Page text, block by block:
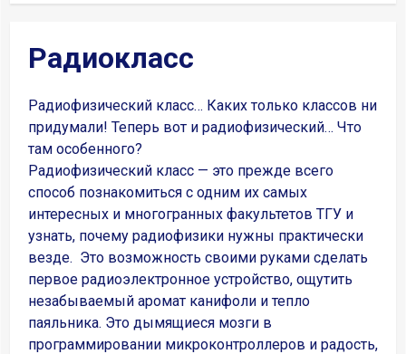
Радиокласс
Радиофизический класс… Каких только классов ни
придумали! Теперь вот и радиофизический… Что
там особенного?
Радиофизический класс — это прежде всего
способ познакомиться с одним их самых
интересных и многогранных факультетов ТГУ и
узнать, почему радиофизики нужны практически
везде. Это возможность своими руками сделать
первое радиоэлектронное устройство, ощутить
незабываемый аромат канифоли и тепло
паяльника. Это дымящиеся мозги в
программировании микроконтроллеров и радость,